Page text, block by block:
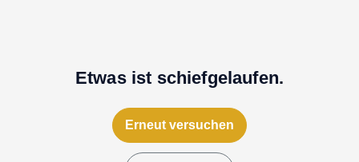
Etwas ist schiefgelaufen.
Erneut versuchen